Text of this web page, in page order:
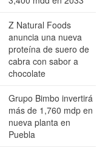
Z Natural Foods
anuncia una nueva
proteína de suero de
cabra con sabor a
chocolate
Grupo Bimbo invertirá
más de 1,760 mdp en
nueva planta en
Puebla